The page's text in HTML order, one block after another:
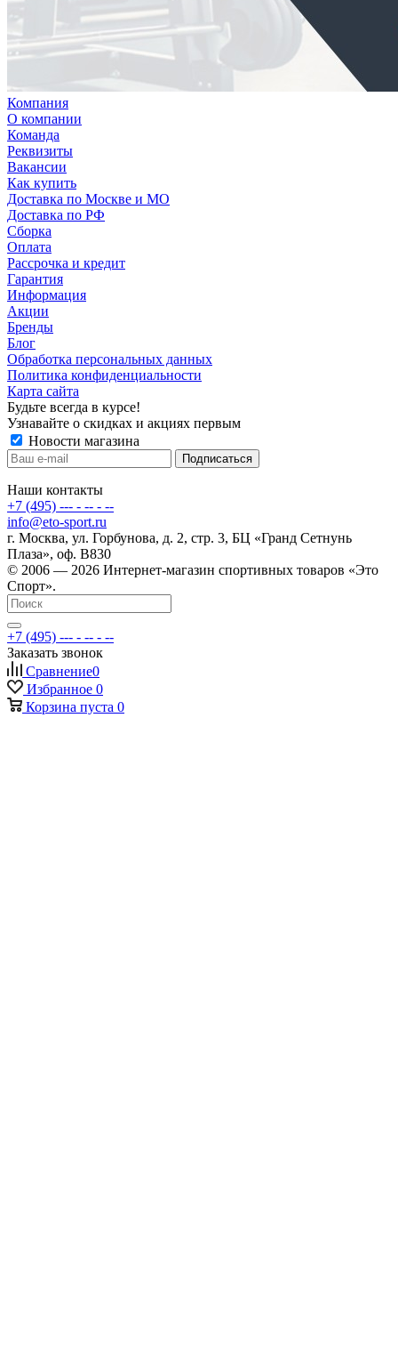
Компания
О компании
Команда
Реквизиты
Вакансии
Как купить
Доставка по Москве и МО
Доставка по РФ
Сборка
Оплата
Рассрочка и кредит
Гарантия
Информация
Акции
Бренды
Блог
Обработка персональных данных
Политика конфиденциальности
Карта сайта
Будьте всегда в курсе!
Узнавайте о скидках и акциях первым
Новости магазина
Наши контакты
+7 (495) --- - -- - --
info@eto-sport.ru
г. Москва, ул. Горбунова, д. 2, стр. 3, БЦ «Гранд Сетнунь
Плаза», оф. В830
© 2006 — 2026 Интернет-магазин спортивных товаров «Это
Спорт».
+7 (495) --- - -- - --
Заказать звонок
Сравнение0
Избранное 0
Корзина пуста 0